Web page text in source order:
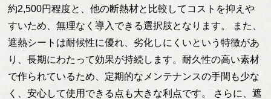
約2,500円程度と、他の断熱材と比較してコストを抑えや
すいため、無理なく導入できる選択肢となります。 また、
遮熱シートは耐候性に優れ、劣化しにくいという特徴があ
り、長期にわたって効果が持続します。耐久性の高い素材
で作られているため、定期的なメンテナンスの手間も少な
く、安心して使用できる点も大きな利点です。 さらに、遮